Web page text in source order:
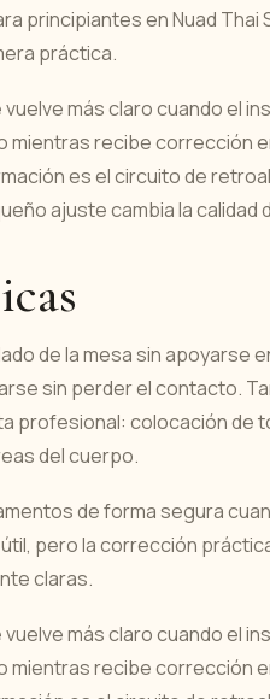
principiantes en Nuad
práctica.
más claro cuando el
recibe corrección
es el circuito de
ajuste cambia la calidad
de la mesa sin apoyarse
sin perder el contacto.
profesional: colocación de
del cuerpo.
de forma segura
pero la corrección
claras.
más claro cuando el
recibe corrección